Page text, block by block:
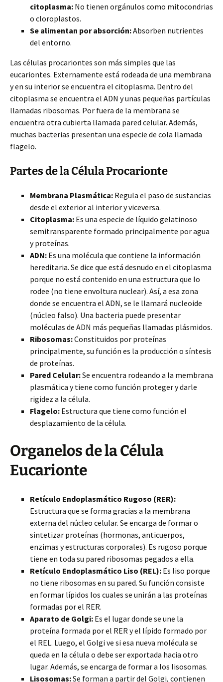
citoplasma: No tienen orgánulos como mitocondrias
o cloroplastos.
Se alimentan por absorción:Absorben nutrientes
del entorno.
Las células procariontes son más simples que las
eucariontes. Externamente está rodeada de una membrana
y en su interior se encuentra el citoplasma. Dentro del
citoplasma se encuentra el ADN y unas pequeñas partículas
llamadas ribosomas. Por fuera de la membrana se
encuentra otra cubierta llamada pared celular. Además,
muchas bacterias presentan una especie de cola llamada
flagelo.
Partes de la Célula Procarionte
Membrana Plasmática: Regula el paso de sustancias
desde el exterior al interior y viceversa.
Citoplasma: Es una especie de líquido gelatinoso
semitransparente formado principalmente por agua
y proteínas.
ADN: Es una molécula que contiene la información
hereditaria. Se dice que está desnudo en el citoplasma
porque no está contenido en una estructura que lo
rodee (no tiene envoltura nuclear). Así, a esa zona
donde se encuentra el ADN, se le llamará nucleoide
(núcleo falso). Una bacteria puede presentar
moléculas de ADN más pequeñas llamadas plásmidos.
Ribosomas:Constituidos por proteínas
principalmente, su función es la producción o síntesis
de proteínas.
Pared Celular:Se encuentra rodeando a la membrana
plasmática y tiene como función proteger y darle
rigidez a la célula.
Flagelo: Estructura que tiene como función el
desplazamiento de la célula.
Organelos de la Célula
Eucarionte
Retículo Endoplasmático Rugoso (RER):
Estructura que se forma gracias a la membrana
externa del núcleo celular. Se encarga de formar o
sintetizar proteínas (hormonas, anticuerpos,
enzimas y estructuras corporales). Es rugoso porque
tiene en toda su pared ribosomas pegados a ella.
Retículo Endoplasmático Liso (REL): Es liso porque
no tiene ribosomas en su pared. Su función consiste
en formar lípidos los cuales se unirán a las proteínas
formadas por el RER.
Aparato de Golgi: Es el lugar donde se une la
proteína formada por el RER y el lípido formado por
el REL. Luego, el Golgi ve si esa nueva molécula se
queda en la célula o debe ser exportada hacia otro
lugar. Además, se encarga de formar a los lisosomas.
Lisosomas:Se forman a partir del Golgi, contienen